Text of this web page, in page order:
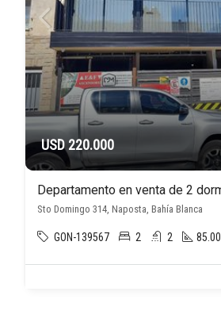
USD 220.000
Sto Domingo 314, Naposta, Bahía Blanca
GON-139567 2 2 85.00